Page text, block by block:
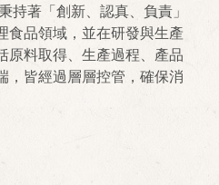
持著「創新、認真、負責」
食品領域，並在研發與生產
原料取得、生產過程、產品
，皆經過層層控管，確保消